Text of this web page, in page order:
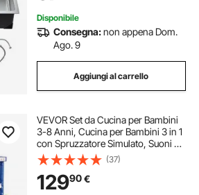
Disponibile
Consegna:non appena Dom.
Ago. 9
Aggiungi al carrello
VEVOR Set da Cucina per Bambini
3-8 Anni, Cucina per Bambini 3 in 1
con Spruzzatore Simulato, Suoni e
Luci, con Set di Accessori da
Cucina 74 Pezzi per Bambini Piccoli,
Bambini in Età Prescolare, Blu
(37)
12990€